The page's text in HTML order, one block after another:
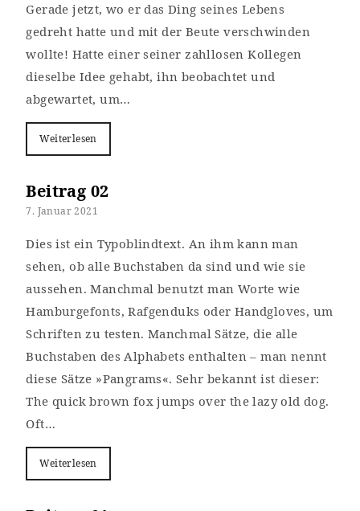
Gerade jetzt, wo er das Ding seines Lebens
gedreht hatte und mit der Beute verschwinden
wollte! Hatte einer seiner zahllosen Kollegen
dieselbe Idee gehabt, ihn beobachtet und
abgewartet, um…
Weiterlesen
Beitrag 02
7. Januar 2021
Dies ist ein Typoblindtext. An ihm kann man
sehen, ob alle Buchstaben da sind und wie sie
aussehen. Manchmal benutzt man Worte wie
Hamburgefonts, Rafgenduks oder Handgloves, um
Schriften zu testen. Manchmal Sätze, die alle
Buchstaben des Alphabets enthalten – man nennt
diese Sätze »Pangrams«. Sehr bekannt ist dieser:
The quick brown fox jumps over the lazy old dog.
Oft…
Weiterlesen